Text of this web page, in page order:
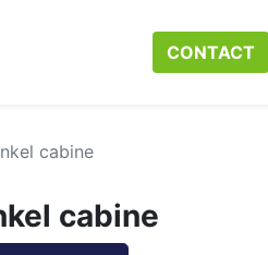
contact op met ons Webshop
CONTACT​​​​
cabine
cabine